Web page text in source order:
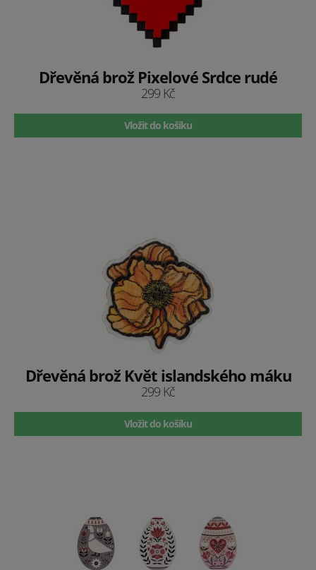
Dřevěná brož Pixelové Srdce rudé
299 Kč
Vložit do košíku
Dřevěná brož Květ islandského máku
299 Kč
Vložit do košíku